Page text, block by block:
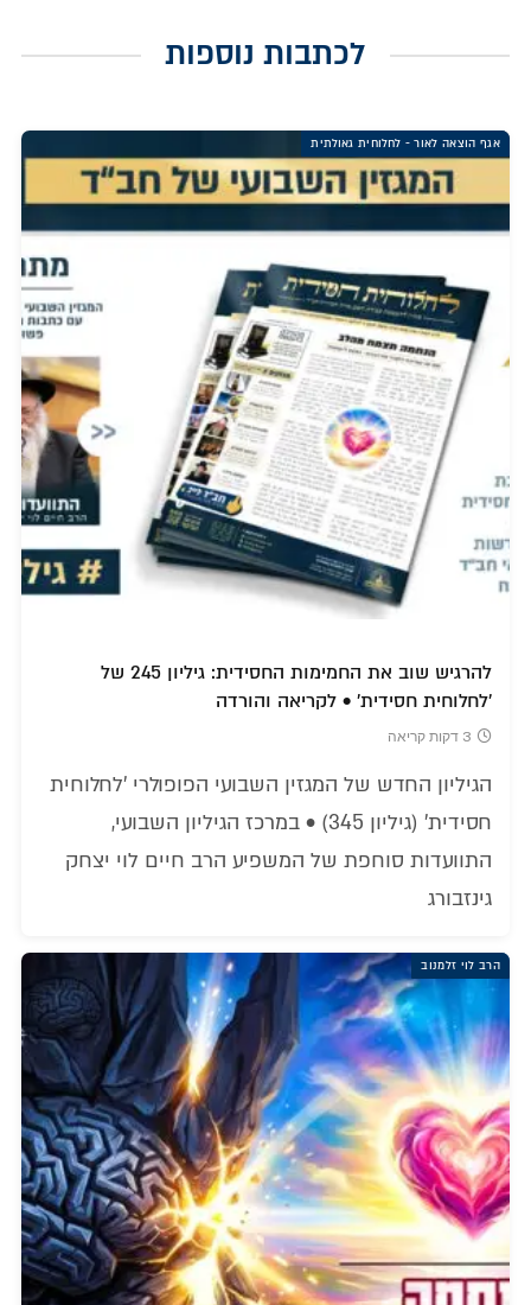
לכתבות נוספות
אגף הוצאה לאור - לחלוחית גאולתית
להרגיש שוב את החמימות החסידית: גיליון 245 של
'לחלוחית חסידית' • לקריאה והורדה
3 דקות קריאה
הגיליון החדש של המגזין השבועי הפופולרי 'לחלוחית
חסידית' (גיליון 345) • במרכז הגיליון השבועי,
התוועדות סוחפת של המשפיע הרב חיים לוי יצחק
גינזבורג
הרב לוי זלמנוב